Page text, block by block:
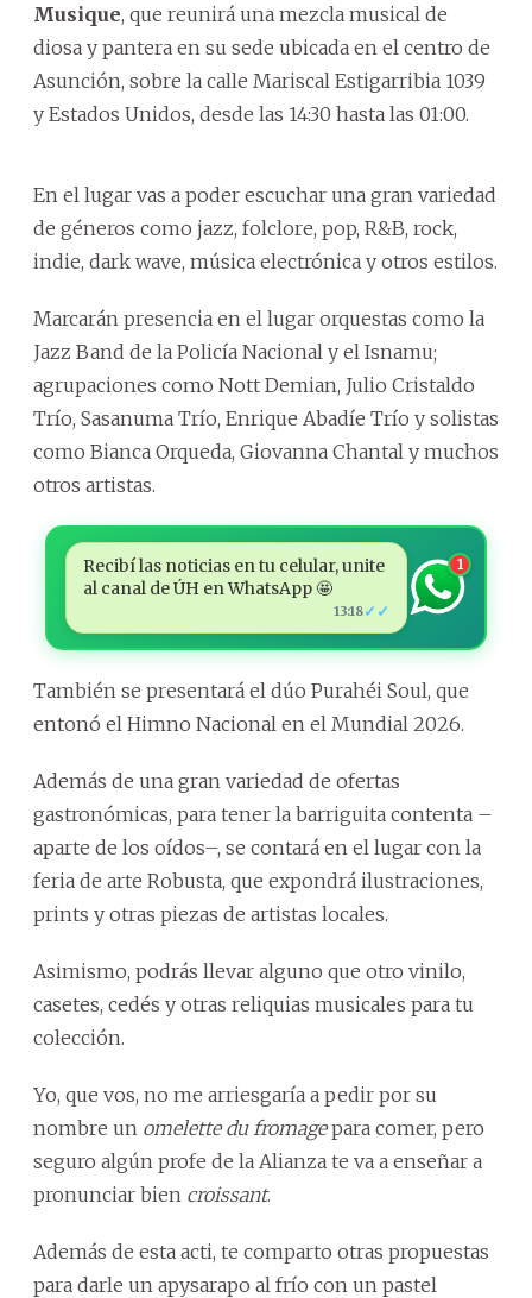
Musique, que reunirá una mezcla musical de
diosa y pantera en su sede ubicada en el centro de
Asunción, sobre la calle Mariscal Estigarribia 1039
y Estados Unidos, desde las 14:30 hasta las 01:00.
En el lugar vas a poder escuchar una gran variedad
de géneros como jazz, folclore, pop, R&B, rock,
indie, dark wave, música electrónica y otros estilos.
Marcarán presencia en el lugar orquestas como la
Jazz Band de la Policía Nacional y el Isnamu;
agrupaciones como Nott Demian, Julio Cristaldo
Trío, Sasanuma Trío, Enrique Abadíe Trío y solistas
como Bianca Orqueda, Giovanna Chantal y muchos
otros artistas.
Recibí las noticias en tu celular, unite
al canal de ÚH en WhatsApp 🤩
13:18✓✓
1
También se presentará el dúo Purahéi Soul, que
entonó el Himno Nacional en el Mundial 2026.
Además de una gran variedad de ofertas
gastronómicas, para tener la barriguita contenta –
aparte de los oídos–, se contará en el lugar con la
feria de arte Robusta, que expondrá ilustraciones,
prints y otras piezas de artistas locales.
Asimismo, podrás llevar alguno que otro vinilo,
casetes, cedés y otras reliquias musicales para tu
colección.
Yo, que vos, no me arriesgaría a pedir por su
nombre un omelette du fromagepara comer, pero
seguro algún profe de la Alianza te va a enseñar a
pronunciar bien croissant.
Además de esta acti, te comparto otras propuestas
para darle un apysarapo al frío con un pastel